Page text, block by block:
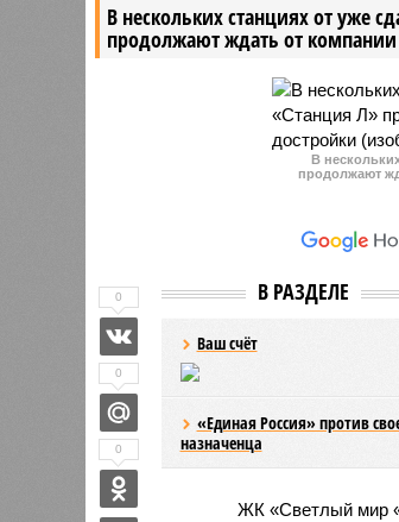
В нескольких станциях от уже
продолжают ждать от компании
В
продолжают
В РАЗДЕЛЕ
Ваш счёт
«Единая Россия» против
назначенца
ЖК «Светлый мир
0
0
0